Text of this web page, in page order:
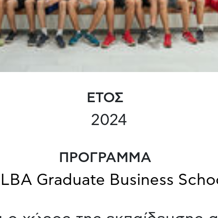
ΕΤΟΣ
2024
ΠΡΟΓΡΑΜΜΑ
Graduate Business